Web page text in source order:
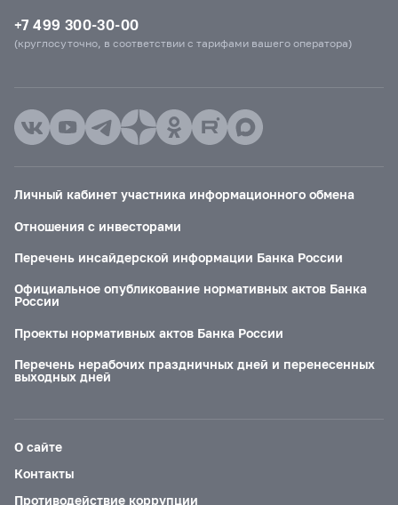
+7 499 300-30-00
(круглосуточно, в соответствии с тарифами вашего оператора)
Личный кабинет участника информационного обмена
Отношения с инвесторами
Перечень инсайдерской информации Банка России
Официальное опубликование нормативных актов Банка
России
Проекты нормативных актов Банка России
Перечень нерабочих праздничных дней и перенесенных
выходных дней
О сайте
Контакты
Противодействие коррупции